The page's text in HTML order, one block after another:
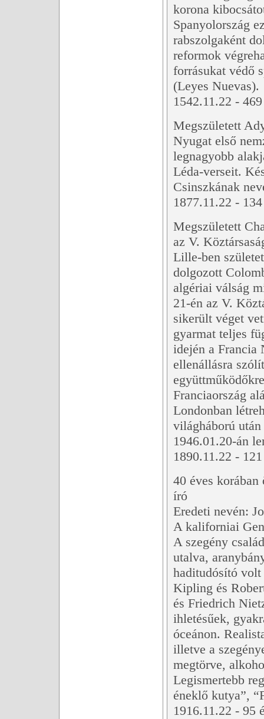
korona
Spanyolország
rabszolgaként
reformok
forrásukat védő
(Leyes Nuevas).
1542.11.22 -
Megszületett
Nyugat első
legnagyobb
Léda-verseit.
Csinszkának
1877.11.22 -
Megszületett
az V.
Lille-ben
dolgozott
algériai válság
21-én az V.
sikerült véget
gyarmat teljes
idején a Francia
ellenállásra
Franciaország
Londonban
világháború
1946.01.20-án
1890.11.22 -
40 éves
író
Eredeti nevén:
A kaliforniai
A szegény
utalva,
haditudósító volt
Kipling és
és Friedrich
ihletésűek,
óceánon.
illetve a
megtörve,
Legismertebb
éneklő kutya”,
1916.11.22 - 95